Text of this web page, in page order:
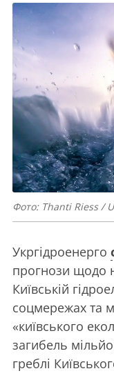
Фото: Thanti Riess /
Укргідроенерго
прогнози щодо
Київській
соцмережах та
«київського
загибель
греблі